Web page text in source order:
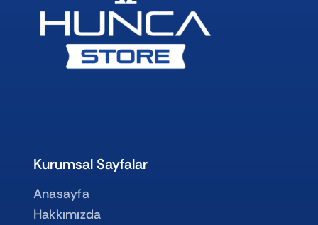
Kurumsal Sayfalar
Anasayfa
Hakkımızda